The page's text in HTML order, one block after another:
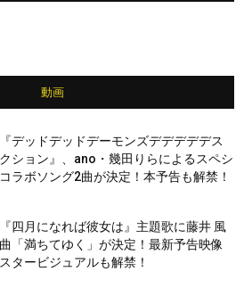
動画
デッドデッドデーモンズデデデデデス
クション』、ano・幾田りらによるスペシ
ラボソング2曲が決定！本予告も解禁！
四月になれば彼女は』主題歌に藤井 風
「満ちてゆく」が決定！最新予告映像
タービジュアルも解禁！